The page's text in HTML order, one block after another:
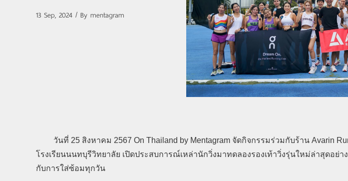
13 Sep, 2024 / By mentagram
วันที่ 25 สิงหาคม 2567 On Thailand by Mentagram จัดกิจกรรมร่วมกับร้าน Avarin
โรงเรียนนนทบุรีวิทยาลัย เปิดประสบการณ์เหล่านักวิ่งมาทดลองรองเท้าวิ่งรุ่นใหม่ล่าสุดอย่าง
กับการใส่ซ้อมทุกวัน